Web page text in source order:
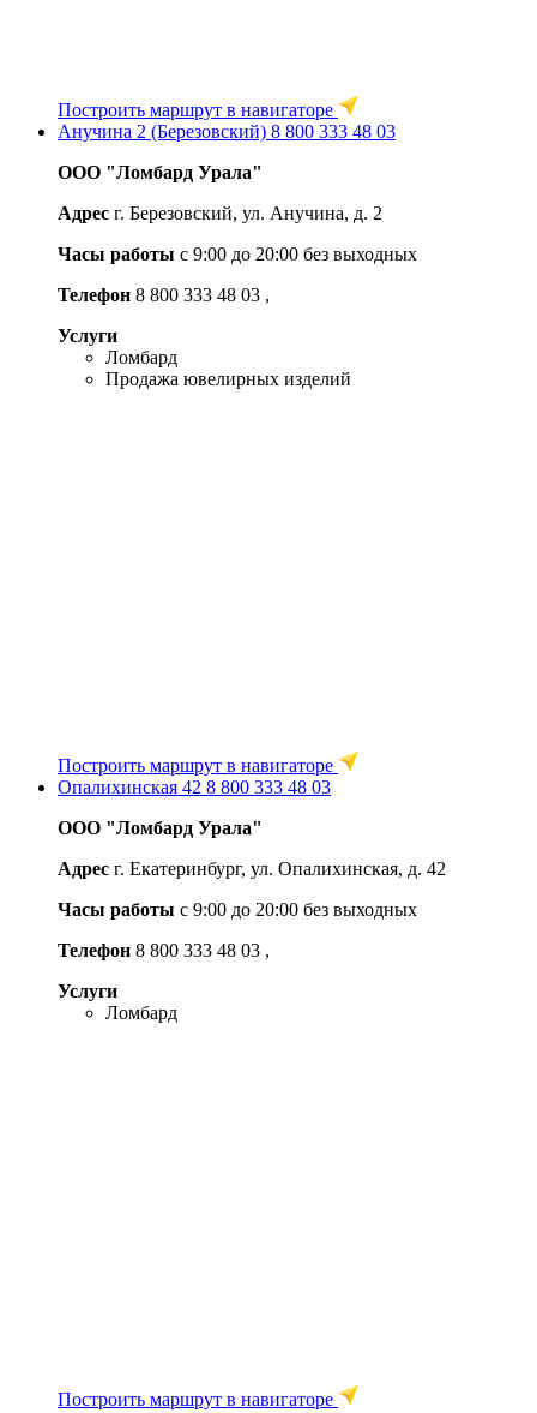
Построить маршрут в навигаторе
Анучина 2 (Березовский) 8 800 333 48 03
ООО "Ломбард Урала"
Адрес г. Березовский, ул. Анучина, д. 2
Часы работы с 9:00 до 20:00 без выходных
Телефон 8 800 333 48 03 ,
Услуги
Ломбард
Продажа ювелирных изделий
Построить маршрут в навигаторе
Опалихинская 42 8 800 333 48 03
ООО "Ломбард Урала"
Адрес г. Екатеринбург, ул. Опалихинская, д. 42
Часы работы c 9:00 до 20:00 без выходных
Телефон 8 800 333 48 03 ,
Услуги
Ломбард
Построить маршрут в навигаторе